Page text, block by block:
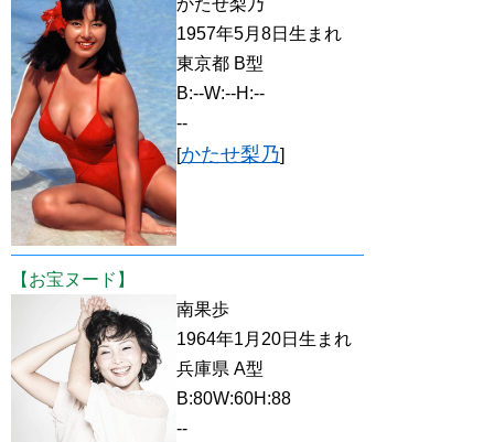
1957年5月8日生まれ
東京都 B型
B:--W:--H:--
--
[かたせ梨乃]
【お宝ヌード】
南果歩
1964年1月20日生まれ
兵庫県 A型
B:80W:60H:88
--